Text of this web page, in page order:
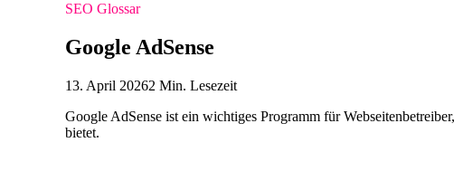
SEO Glossar
Google AdSense
13. April 20262 Min. Lesezeit
Google AdSense ist ein wichtiges Programm für
bietet.